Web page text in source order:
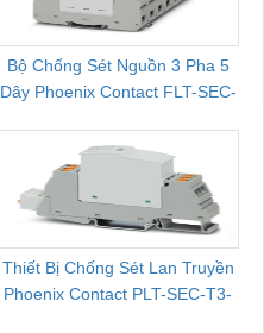
Bộ Chống Sét Nguồn 3 Pha 5
Dây Phoenix Contact FLT-SEC-
Thiết Bị Chống Sét Lan Truyền
Phoenix Contact PLT-SEC-T3-